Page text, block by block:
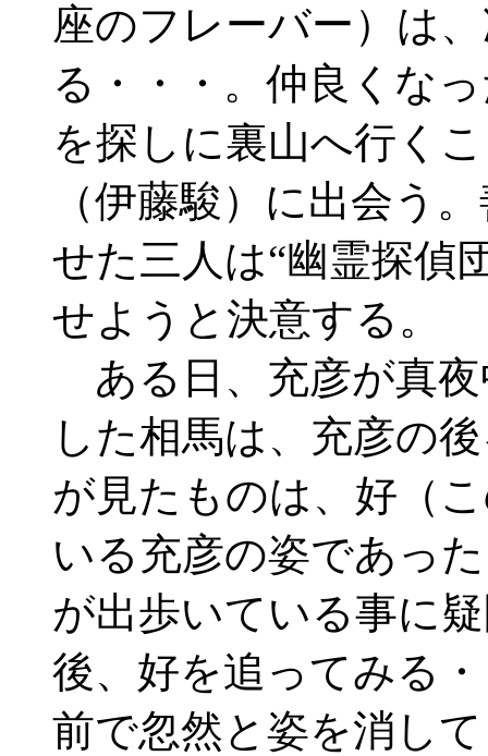
座のフレーバー）は
る・・・。仲良くな
を探しに裏山へ行く
（伊藤駿）に出会う
せた三人は“幽霊探偵
せようと決意する。
ある日、充彦が真
した相馬は、充彦の
が見たものは、好（
いる充彦の姿であっ
が出歩いている事に
後、好を追ってみる
前で忽然と姿を消し